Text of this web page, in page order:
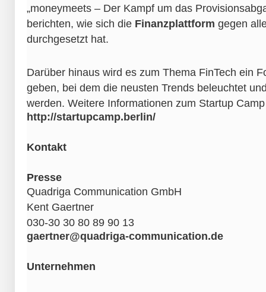
„moneymeets – Der Kampf um das
berichten, wie sich die Finanzplattform gegen
durchgesetzt hat.
Darüber hinaus wird es zum Thema FinTech ein
geben, bei dem die neusten Trends beleuchtet
werden. Weitere Informationen zum Startup
http://startupcamp.berlin/
Kontakt
Presse
Quadriga Communication GmbH
Kent Gaertner
030-30 30 80 89 90 13
gaertner@quadriga-communication.de
Unternehmen